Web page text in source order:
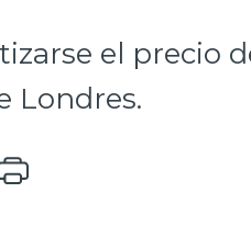
el precio
Londres.